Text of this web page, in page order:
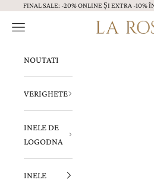
Sari la continut
FINAL SALE: -20% ONLINE ȘI EXTRA -10%
Bijuterii LA
Menu
NOUTATI
VERIGHETE
INELE DE
LOGODNA
INELE